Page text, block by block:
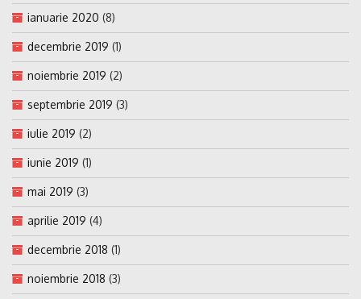
ianuarie 2020 (8)
decembrie 2019 (1)
noiembrie 2019 (2)
septembrie 2019 (3)
iulie 2019 (2)
iunie 2019 (1)
mai 2019 (3)
aprilie 2019 (4)
decembrie 2018 (1)
noiembrie 2018 (3)